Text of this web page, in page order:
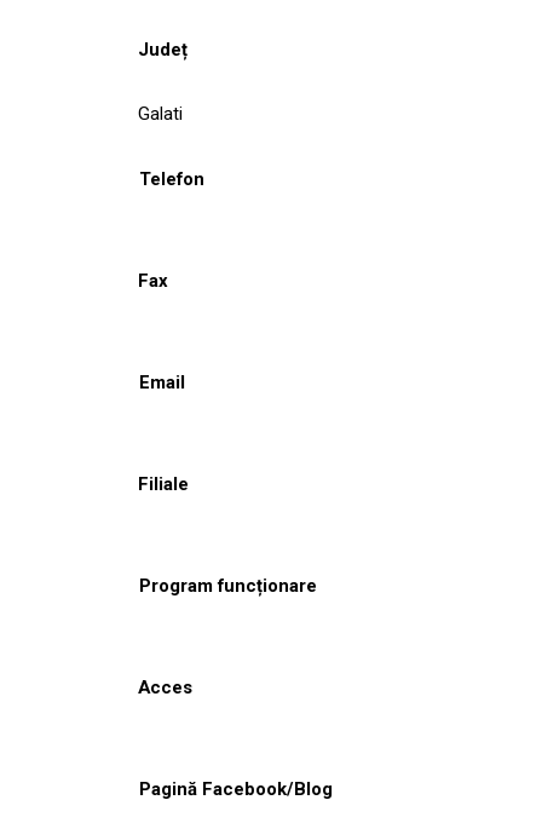
Județ
Galati
Telefon
Fax
Email
Filiale
Program funcționare
Acces
Pagină Facebook/Blog